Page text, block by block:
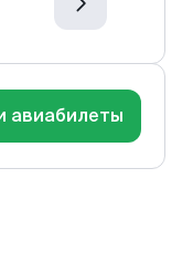
авиабилеты